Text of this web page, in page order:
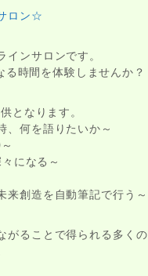
ロン☆
インサロンです。
時間を体験しませんか？
となります。
、何を語りたいか～
になる～
来創造を自動筆記で行う～
がることで得られる多くの